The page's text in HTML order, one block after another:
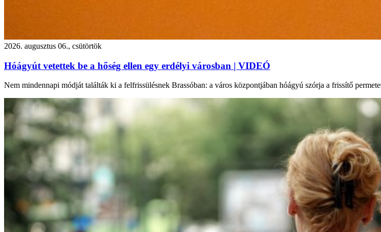
2026. augusztus 06., csütörtök
Hóágyút vetettek be a hőség ellen egy erdélyi városban | VIDEÓ
Nem mindennapi módját találták ki a felfrissülésnek Brassóban: a város központjában hóágyú szórja a frissítő